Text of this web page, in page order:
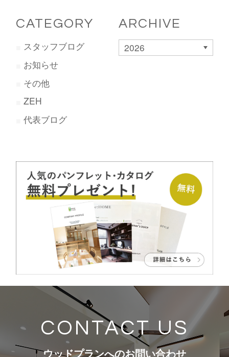
CATEGORY
スタッフブログ
お知らせ
その他
ZEH
代表ブログ
ARCHIVE
2026
CONTACT US
ウッドプランへのお問い合わせ